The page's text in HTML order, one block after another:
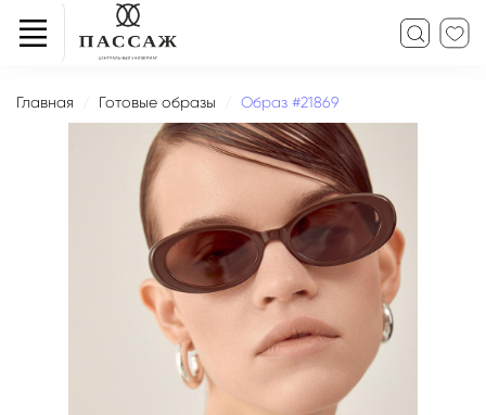
Главная Готовые образы Образ #21869